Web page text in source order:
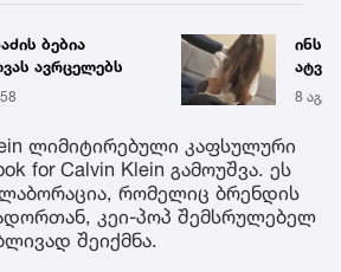
ბებია
ავრცელებს
8 აგვ
ლიმიტირებული კაფსულური
for Calvin Klein გამოუშვა. ეს
რომელიც ბრენდის
კეი-პოპ შემსრულებელ
შეიქმნა.